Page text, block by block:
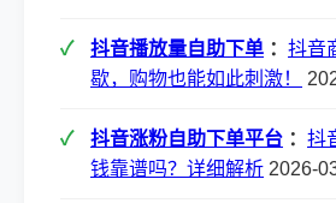
抖音播放量自助下单 ： 抖音
歇，购物也能如此刺激！
抖音涨粉自助下单平台 ： 抖
钱靠谱吗？详细解析 2026-